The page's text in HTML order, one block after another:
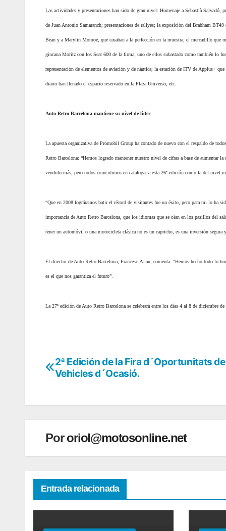
Las actividades y presentaciones han sido de gran nivel: Homenaje a Sebastià
de Juan Antonio Samaranch; presentaciones de rallyes; la exposición del Brabham
Bean y a Marylin Monroe, que casaban a la perfección en la muestra; el mercadillo
gincana Moritz con los Seat 600 de la firma, uno de ellos subastado como también lo
representación de elementos de aviación y de náutica; la estación de ITV de Applus+
diario han llenado el espacio reservado en la Plaza Universo; etc.
Auto Retro Barcelona mantiene su nivel de líder
La apuesta organizativa de Promobil Group ha contado de nuevo con el respaldo de
Retro Barcelona: “Hemos logrado mantener nuestro nivel de cifras a base de aumentar
vendido más, pero todos coincidimos en catalogar a esta 26ª edición como la del nivel
“Que en 2008 lográramos batir el récord de visitantes fue un éxito, pero para mi lo ha
importancia de Auto Retro Barcelona, que los idiomas que se oían en los pasillos del
tener un automóvil o una motocicleta clásica no es un capricho, es una inversión
El director de Auto Retro Barcelona, Francesc Palau, comenta: “Hemos hecho todo lo
es el que nos garantiza el futuro”.
La 27ª edición de Auto Retro Barcelona se celebrará entre los días 4 al 8 de diciembre de
Navegación
entradas
2ª Edición de la Fira d´Oportunitats de
Vehicles d´Ocasió.
Pororiol@motosonline.net
Entrada relacionada